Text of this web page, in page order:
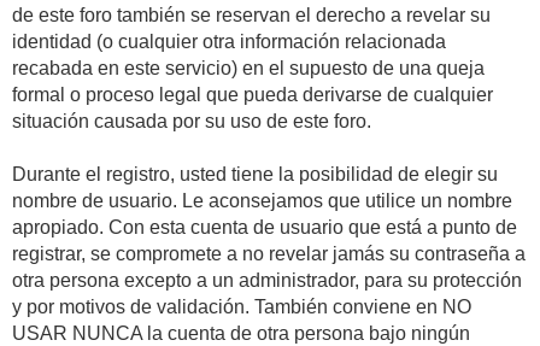
de este foro también se reservan el derecho a revelar su
identidad (o cualquier otra información relacionada
recabada en este servicio) en el supuesto de una queja
formal o proceso legal que pueda derivarse de cualquier
situación causada por su uso de este foro.
Durante el registro, usted tiene la posibilidad de elegir su
nombre de usuario. Le aconsejamos que utilice un nombre
apropiado. Con esta cuenta de usuario que está a punto de
registrar, se compromete a no revelar jamás su contraseña a
otra persona excepto a un administrador, para su protección
y por motivos de validación. También conviene en NO
USAR NUNCA la cuenta de otra persona bajo ningún